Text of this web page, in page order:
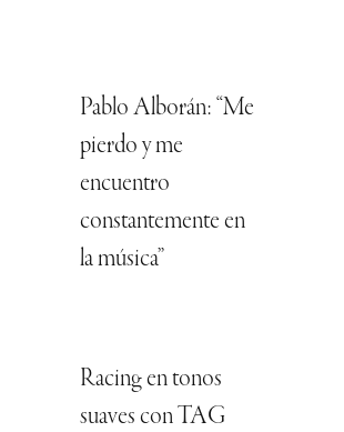
Pablo Alborán: “Me
pierdo y me
encuentro
constantemente en
la música”
Racing en tonos
suaves con TAG